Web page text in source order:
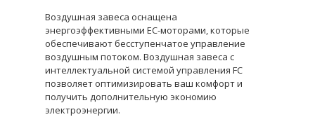
Воздушная завеса оснащена
энергоэффективными ЕС-моторами, которые
обеспечивают бесступенчатое управление
воздушным потоком. Воздушная завеса с
интеллектуальной системой управления FC
позволяет оптимизировать ваш комфорт и
получить дополнительную экономию
электроэнергии.